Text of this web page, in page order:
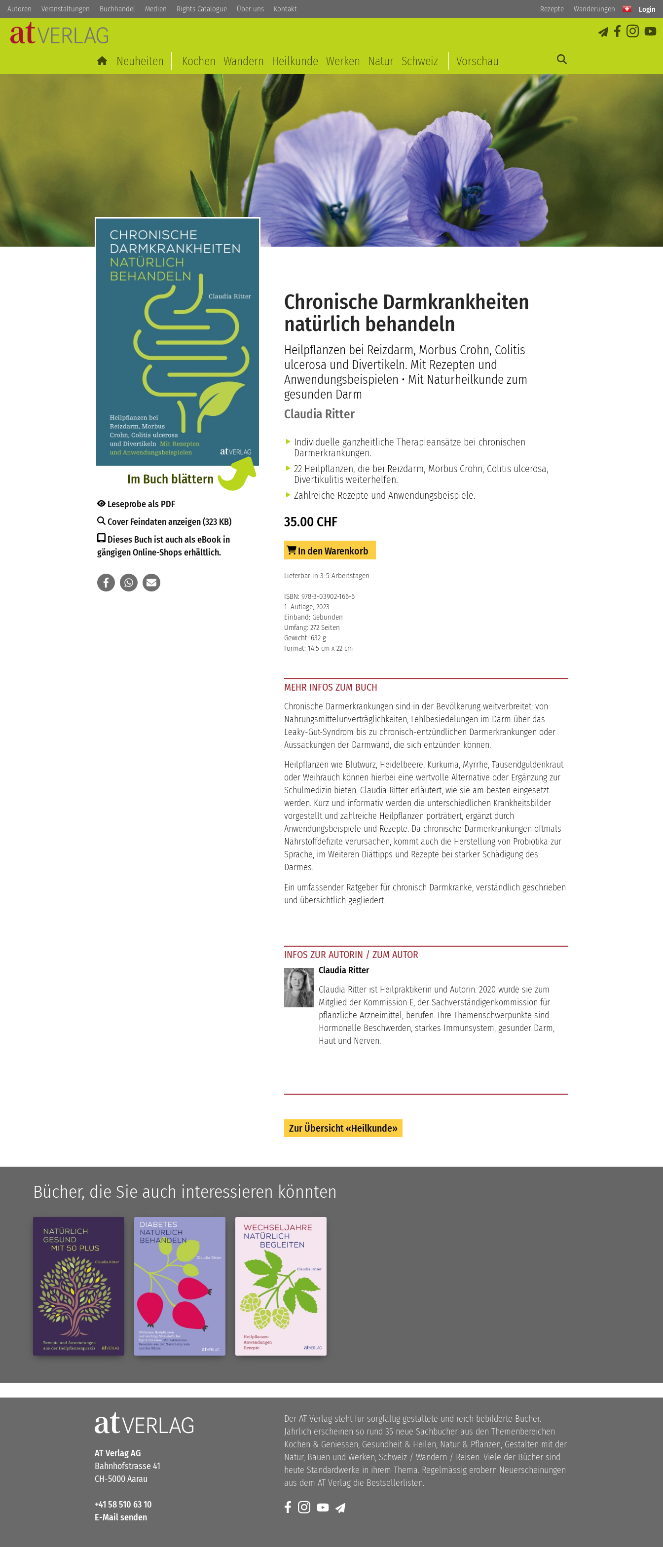
Autoren Veranstaltungen Buchhandel Medien Rights Catalogue Über uns Kontakt Rezepte Wanderungen Login
Neuheiten Kochen Wandern Heilkunde Werken Natur Schweiz Vorschau
Im Buch blättern
Leseprobe als PDF
Cover Feindaten anzeigen (323 KB)
Dieses Buch ist auch als eBook in
gängigen Online-Shops erhältlich.
Chronische Darmkrankheiten
natürlich behandeln
Heilpflanzen bei Reizdarm, Morbus Crohn, Colitis
ulcerosa und Divertikeln. Mit Rezepten und
Anwendungsbeispielen • Mit Naturheilkunde zum
gesunden Darm
Claudia Ritter
Individuelle ganzheitliche Therapieansätze bei chronischen
Darmerkrankungen.
22 Heilpflanzen, die bei Reizdarm, Morbus Crohn, Colitis ulcerosa,
Divertikulitis weiterhelfen.
Zahlreiche Rezepte und Anwendungsbeispiele.
35.00 CHF
In den Warenkorb
Lieferbar in 3-5 Arbeitstagen
ISBN: 978-3-03902-166-6
1. Auflage, 2023
Einband: Gebunden
Umfang: 272 Seiten
Gewicht: 632 g
Format: 14.5 cm x 22 cm
MEHR INFOS ZUM BUCH
Chronische Darmerkrankungen sind in der Bevölkerung weitverbreitet: von
Nahrungsmittelunverträglichkeiten, Fehlbesiedelungen im Darm über das
Leaky-Gut-Syndrom bis zu chronisch-entzündlichen Darmerkrankungen oder
Aussackungen der Darmwand, die sich entzünden können.
Heilpflanzen wie Blutwurz, Heidelbeere, Kurkuma, Myrrhe, Tausendgüldenkraut
oder Weihrauch können hierbei eine wertvolle Alternative oder Ergänzung zur
Schulmedizin bieten. Claudia Ritter erläutert, wie sie am besten eingesetzt
werden. Kurz und informativ werden die unterschiedlichen Krankheitsbilder
vorgestellt und zahlreiche Heilpflanzen porträtiert, ergänzt durch
Anwendungsbeispiele und Rezepte. Da chronische Darmerkrankungen oftmals
Nährstoffdefizite verursachen, kommt auch die Herstellung von Probiotika zur
Sprache, im Weiteren Diättipps und Rezepte bei starker Schädigung des
Darmes.
Ein umfassender Ratgeber für chronisch Darmkranke, verständlich geschrieben
und übersichtlich gegliedert.
INFOS ZUR AUTORIN / ZUM AUTOR
Claudia Ritter
Claudia Ritter ist Heilpraktikerin und Autorin. 2020 wurde sie zum
Mitglied der Kommission E, der Sachverständigenkommission für
pflanzliche Arzneimittel, berufen. Ihre Themenschwerpunkte sind
Hormonelle Beschwerden, starkes Immunsystem, gesunder Darm,
Haut und Nerven.
Zur Übersicht «Heilkunde»
Bücher, die Sie auch interessieren könnten
AT Verlag AG
Bahnhofstrasse 41
CH-5000 Aarau
+41 58 510 63 10
E-Mail senden
Der AT Verlag steht für sorgfältig gestaltete und reich bebilderte Bücher.
Jährlich erscheinen so rund 35 neue Sachbücher aus den Themenbereichen
Kochen & Geniessen, Gesundheit & Heilen, Natur & Pflanzen, Gestalten mit der
Natur, Bauen und Werken, Schweiz / Wandern / Reisen. Viele der Bücher sind
heute Standardwerke in ihrem Thema. Regelmässig erobern Neuerscheinungen
aus dem AT Verlag die Bestsellerlisten.